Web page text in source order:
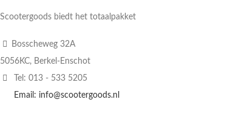
Scootergoods biedt het totaalpakket
Bosscheweg 32A
5056KC, Berkel-Enschot
Tel: 013 - 533 5205
Email: info@scootergoods.nl